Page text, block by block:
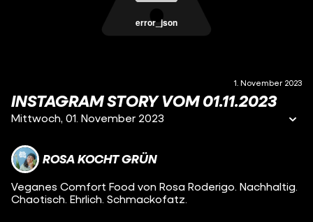
error_json
1. November 2023
INSTAGRAM STORY VOM 01.11.2023
Mittwoch, 01. November 2023
ROSA KOCHT GRÜN
Veganes Comfort Food von Rosa Roderigo. Nachhaltig.
Chaotisch. Ehrlich. Schmackofatz.